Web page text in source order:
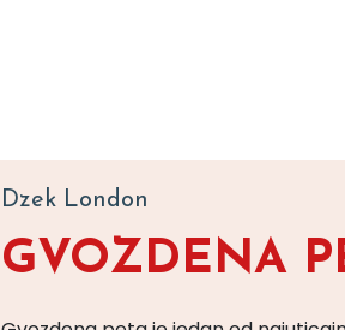
Dzek London
GVOZDENA